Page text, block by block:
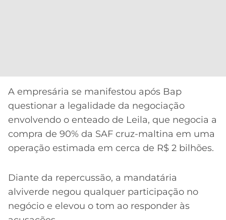
A empresária se manifestou após Bap
questionar a legalidade da negociação
envolvendo o enteado de Leila, que negocia a
compra de 90% da SAF cruz-maltina em uma
operação estimada em cerca de R$ 2 bilhões.
Diante da repercussão, a mandatária
alviverde negou qualquer participação no
negócio e elevou o tom ao responder às